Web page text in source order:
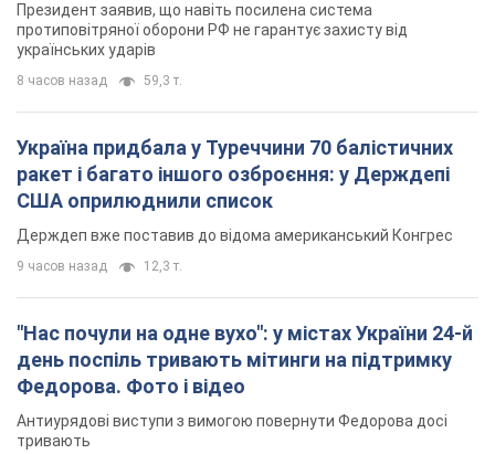
Президент заявив, що навіть посилена система
протиповітряної оборони РФ не гарантує захисту від
українських ударів
8 часов назад 59,3 т.
Україна придбала у Туреччини 70 балістичних
ракет і багато іншого озброєння: у Держдепі
США оприлюднили список
Держдеп вже поставив до відома американський Конгрес
9 часов назад 12,3 т.
"Нас почули на одне вухо": у містах України 24-й
день поспіль тривають мітинги на підтримку
Федорова. Фото і відео
Антиурядові виступи з вимогою повернути Федорова досі
тривають